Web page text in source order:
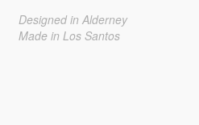
Designed in Alderney
Made in Los Santos